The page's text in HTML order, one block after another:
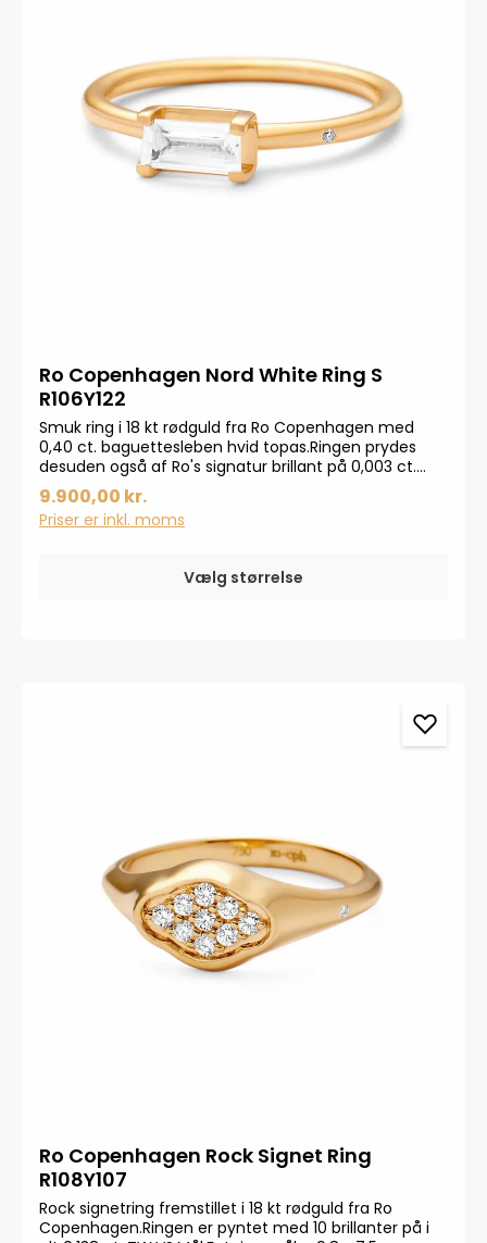
Ro Copenhagen Nord White Ring S
R106Y122
Smuk ring i 18 kt rødguld fra Ro Copenhagen med
0,40 ct. baguettesleben hvid topas.Ringen prydes
desuden også af Ro's signatur brillant på 0,003 ct.
TW.VS.Mål:Fatningen måler 7 x 4 mmHøjde 4,6
mmRing profil Ø 1,5 mm
9.900,00 kr.
Priser er inkl. moms
Vælg størrelse
Ro Copenhagen Rock Signet Ring
R108Y107
Rock signetring fremstillet i 18 kt rødguld fra Ro
Copenhagen.Ringen er pyntet med 10 brillanter på i